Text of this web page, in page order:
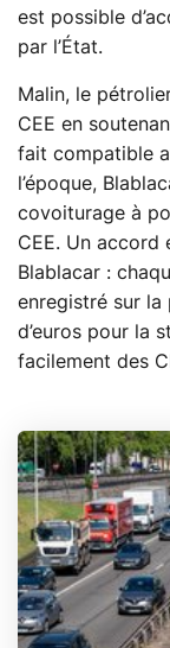
est possible
par l’État.
Malin, le
CEE en
fait compatible
l’époque,
covoiturage à
CEE. Un accord
Blablacar :
enregistré sur la
d’euros pour la
facilement des